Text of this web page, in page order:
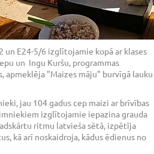
un E24-5/6 izglītojamie kopā ar klases
un Ingu Kuršu, programmas
apmeklēja "Maizes māju" burvīgā lauku
jau 104 gadus cep maizi ar brīvības
izglītojamie iepazina grauda
ritmu latvieša sētā, izpētīja
kā arī noskaidroja, kādus ēdienus no